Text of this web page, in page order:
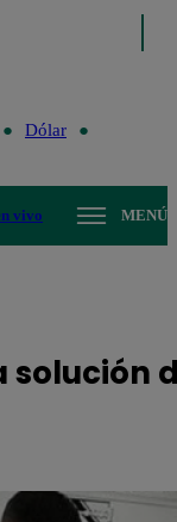
Dólar
vivo MENÚ
solución